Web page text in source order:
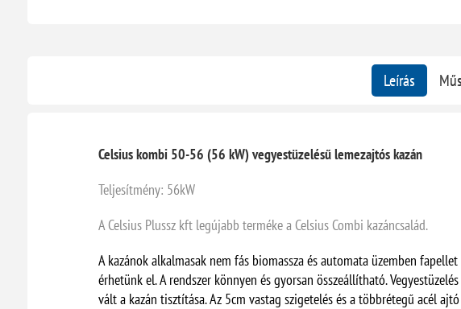
Leírás
Celsius kombi 50-56 (56 kW) vegyestüzelésű lemezajtós kazán
Teljesítmény: 56kW
A Celsius Plussz kft legújabb terméke a Celsius Combi kazáncsalád.
A kazánok alkalmasak nem fás biomassza és automata üzemben
érhetünk el. A rendszer könnyen és gyorsan összeállítható.
vált a kazán tisztítása. Az 5cm vastag szigetelés és a többrétegű acél